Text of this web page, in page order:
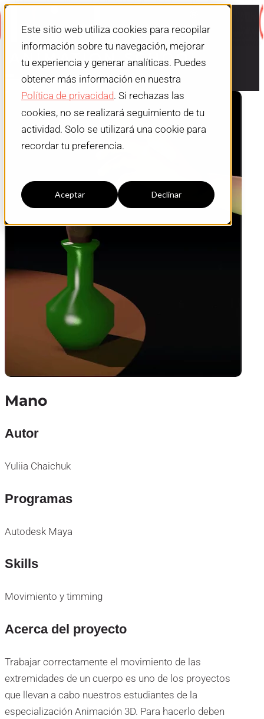
Este sitio web utiliza cookies para recopilar
información sobre tu navegación, mejorar
tu experiencia y generar analíticas. Puedes
obtener más información en nuestra
Política de privacidad. Si rechazas las
cookies, no se realizará seguimiento de tu
actividad. Solo se utilizará una cookie para
recordar tu preferencia.
Aceptar Declinar
Mano
Autor
Yuliia Chaichuk
Programas
Autodesk Maya
Skills
Movimiento y timming
Acerca del proyecto
Trabajar correctamente el movimiento de las
extremidades de un cuerpo es uno de los proyectos
que llevan a cabo nuestros estudiantes de la
especialización Animación 3D. Para hacerlo deben